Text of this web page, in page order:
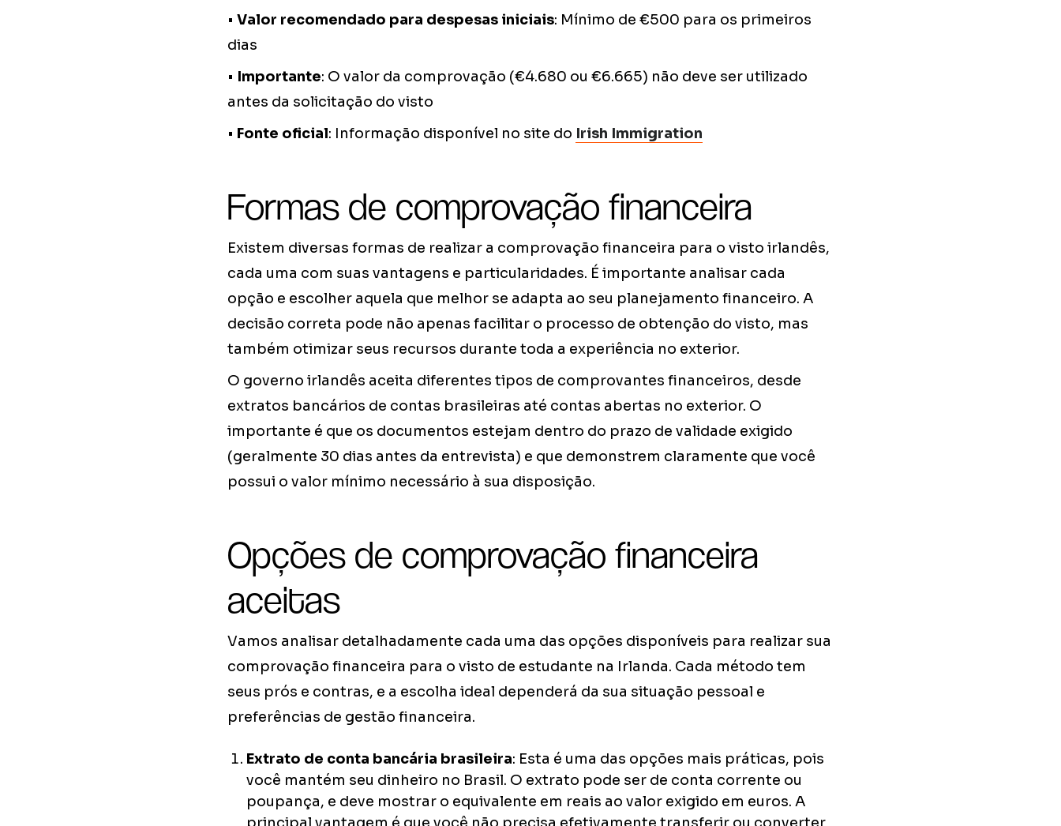
• Valor recomendado para despesas iniciais: Mínimo de €500 para os primeiros
dias
• Importante: O valor da comprovação (€4.680 ou €6.665) não deve ser utilizado
antes da solicitação do visto
• Fonte oficial: Informação disponível no site do Irish Immigration
Formas de comprovação financeira
Existem diversas formas de realizar a comprovação financeira para o visto irlandês,
cada uma com suas vantagens e particularidades. É importante analisar cada
opção e escolher aquela que melhor se adapta ao seu planejamento financeiro. A
decisão correta pode não apenas facilitar o processo de obtenção do visto, mas
também otimizar seus recursos durante toda a experiência no exterior.
O governo irlandês aceita diferentes tipos de comprovantes financeiros, desde
extratos bancários de contas brasileiras até contas abertas no exterior. O
importante é que os documentos estejam dentro do prazo de validade exigido
(geralmente 30 dias antes da entrevista) e que demonstrem claramente que você
possui o valor mínimo necessário à sua disposição.
Opções de comprovação financeira
aceitas
Vamos analisar detalhadamente cada uma das opções disponíveis para realizar sua
comprovação financeira para o visto de estudante na Irlanda. Cada método tem
seus prós e contras, e a escolha ideal dependerá da sua situação pessoal e
preferências de gestão financeira.
Extrato de conta bancária brasileira: Esta é uma das opções mais práticas, pois
você mantém seu dinheiro no Brasil. O extrato pode ser de conta corrente ou
poupança, e deve mostrar o equivalente em reais ao valor exigido em euros. A